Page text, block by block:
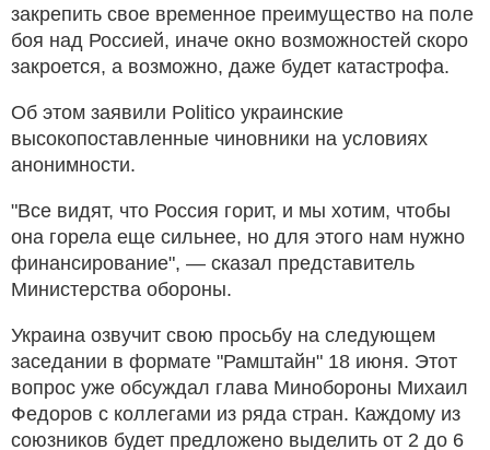
закрепить свое временное преимущество на поле
боя над Россией, иначе окно возможностей скоро
закроется, а возможно, даже будет катастрофа.
Об этом заявили Politico украинские
высокопоставленные чиновники на условиях
анонимности.
"Все видят, что Россия горит, и мы хотим, чтобы
она горела еще сильнее, но для этого нам нужно
финансирование", — сказал представитель
Министерства обороны.
Украина озвучит свою просьбу на следующем
заседании в формате "Рамштайн" 18 июня. Этот
вопрос уже обсуждал глава Минобороны Михаил
Федоров с коллегами из ряда стран. Каждому из
союзников будет предложено выделить от 2 до 6